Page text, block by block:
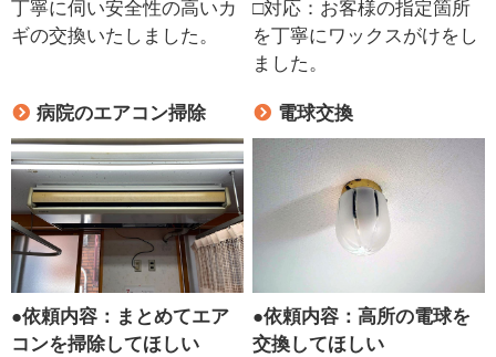
丁寧に伺い安全性の高いカ
ギの交換いたしました。
□対応：お客様の指定箇所
を丁寧にワックスがけをし
ました。
病院のエアコン掃除
●依頼内容：まとめてエア
コンを掃除してほしい
電球交換
●依頼内容：高所の電球を
交換してほしい